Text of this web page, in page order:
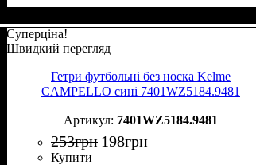
Суперціна!
Швидкий перегляд
Гетри футбольні без носка Kelme
CAMPELLO сині 7401WZ5184.9481
7401WZ5184.9481
253грн 198грн
Купити